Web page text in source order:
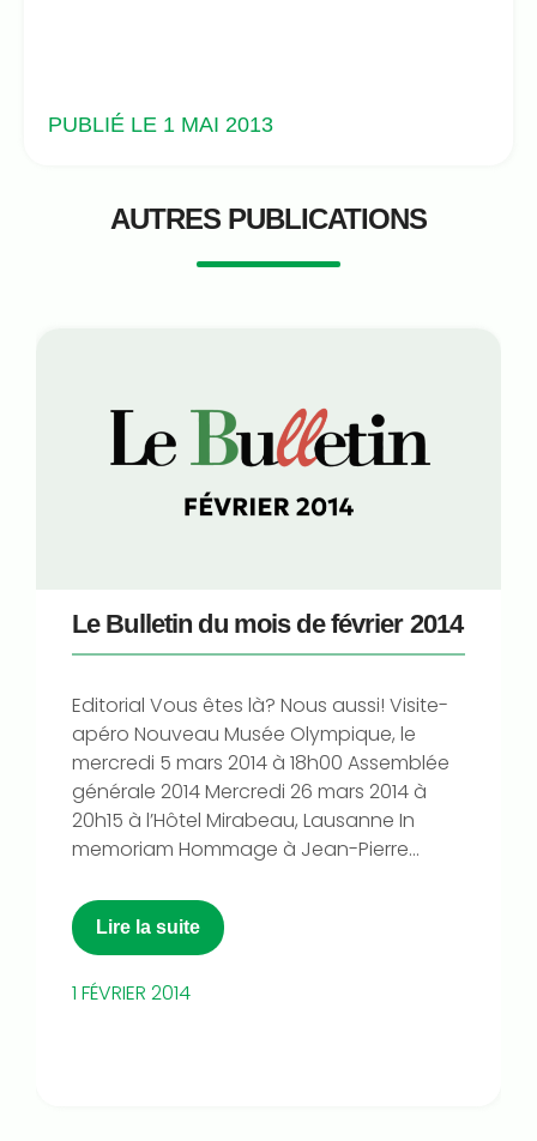
PUBLIÉ LE 1 MAI 2013
AUTRES PUBLICATIONS
Le Bulletin du mois de février 2014
Editorial Vous êtes là? Nous aussi! Visite-
apéro Nouveau Musée Olympique, le
mercredi 5 mars 2014 à 18h00 Assemblée
générale 2014 Mercredi 26 mars 2014 à
20h15 à l’Hôtel Mirabeau, Lausanne In
memoriam Hommage à Jean-Pierre...
Lire la suite
1 FÉVRIER 2014